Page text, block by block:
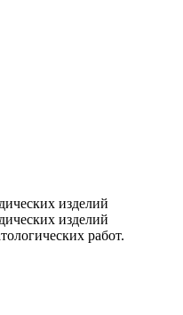
изделий
изделий
работ.